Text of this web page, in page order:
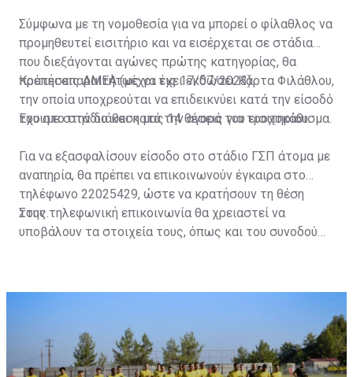
Σύμφωνα με τη νομοθεσία για να μπορεί ο φίλαθλος να
προμηθευτεί εισιτήριο και να εισέρχεται σε στάδια
που διεξάγονται αγώνες πρώτης κατηγορίας, θα
πρέπει απαραιτήτως να έχει εκδώσει Κάρτα Φιλάθλου,
την οποία υποχρεούται να επιδεικνύει κατά την είσοδό
του στο στάδιο και κατά την αγορά του εισιτηρίου.
Κρατήσεις ΑΜΕΑ (μέχρι τις 17/07/2023)
Έχουμε στην διάθεση μας 14 θέσεις για τροχοκάθισμα.
Για να εξασφαλίσουν είσοδο στο στάδιο ΓΣΠ άτομα με
αναπηρία, θα πρέπει να επικοινωνούν έγκαιρα στο
τηλέφωνο 22025429, ώστε να κρατήσουν τη θέση
τους.
Στην τηλεφωνική επικοινωνία θα χρειαστεί να
υποβάλουν τα στοιχεία τους, όπως και του συνοδού
κάρτα ΑμεΑ και αριθμός κάρτας φιλάθλου του